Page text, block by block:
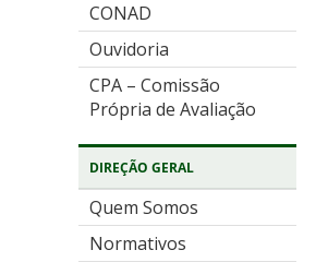
CONAD
Ouvidoria
CPA – Comissão
Própria de Avaliação
DIREÇÃO GERAL
Quem Somos
Normativos